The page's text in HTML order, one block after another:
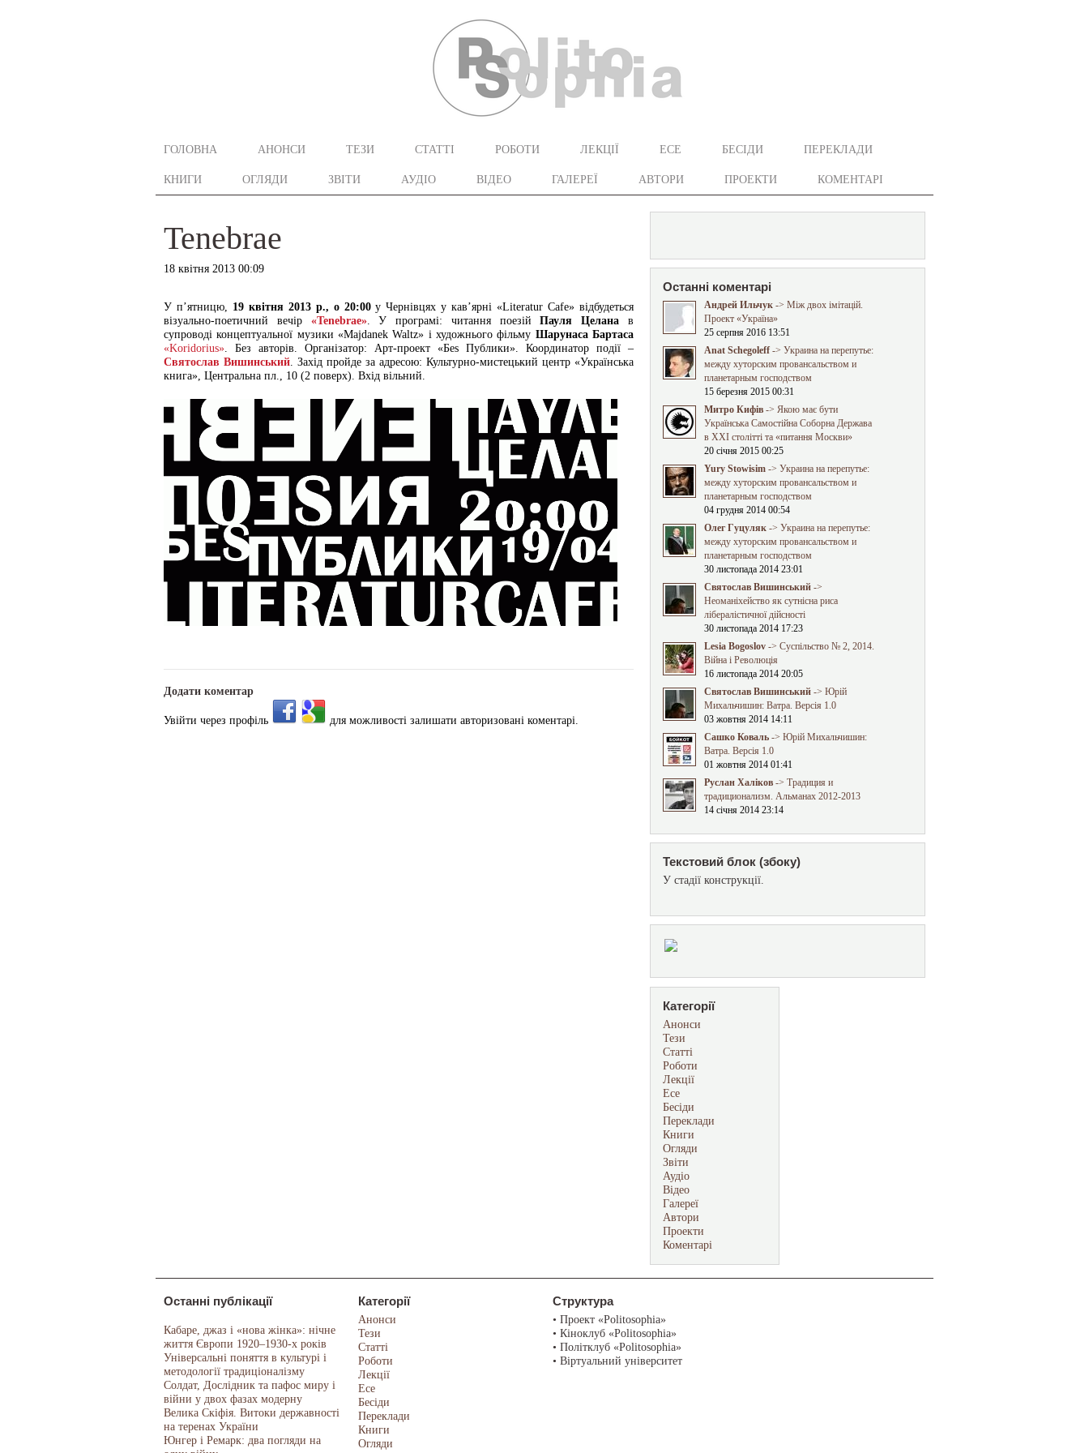
ГОЛОВНА АНОНСИ ТЕЗИ СТАТТІ РОБОТИ ЛЕКЦІЇ ЕСЕ БЕСІДИ ПЕРЕКЛАДИ
КНИГИ ОГЛЯДИ ЗВІТИ АУДІО ВІДЕО ГАЛЕРЕЇ АВТОРИ ПРОЕКТИ КОМЕНТАРІ
Tenebrae
18 квітня 2013 00:09
У п’ятницю, 19 квітня 2013 р., о 20:00у Чернівцях у кав’ярні «Literatur Cafe» відбудеться
візуально-поетичний вечір «Tenebrae». У програмі: читання поезійПауля Целана в
супроводі концептуальної музики «Majdanek Waltz» і художнього фільму Шарунаса Бартаса
«Koridorius». Без авторів. Організатор: Арт-проект «Беs Публики». Координатор події –
Святослав Вишинський. Захід пройде за адресою: Культурно-мистецький центр «Українська
книга», Центральна пл., 10 (2 поверх). Вхід вільний.
Додати коментар
Увійти через профіль для можливості залишати авторизовані коментарі.
Останні коментарі
Андрей Ильчук -> Між двох імітацій.
Проект «Україна»
25 серпня 2016 13:51
Anat Schegoleff -> Украина на перепутье:
между хуторским провансальством и
планетарным господством
15 березня 2015 00:31
Митро Кифів -> Якою має бути
Українська Самостійна Соборна Держава
в XXI столітті та «питання Москви»
20 січня 2015 00:25
Yury Stowisim -> Украина на перепутье:
между хуторским провансальством и
планетарным господством
04 грудня 2014 00:54
Олег Гуцуляк -> Украина на перепутье:
между хуторским провансальством и
планетарным господством
30 листопада 2014 23:01
Святослав Вишинський ->
Неоманіхейство як сутнісна риса
лібералістичної дійсності
30 листопада 2014 17:23
Lesia Bogoslov -> Суспільство № 2, 2014.
Війна і Революція
16 листопада 2014 20:05
Святослав Вишинський -> Юрій
Михальчишин: Ватра. Версія 1.0
03 жовтня 2014 14:11
Сашко Коваль -> Юрій Михальчишин:
Ватра. Версія 1.0
01 жовтня 2014 01:41
Руслан Халіков -> Традиция и
традиционализм. Альманах 2012-2013
14 січня 2014 23:14
Текстовий блок (збоку)
У стадії конструкції.
Категорії
Анонси
Тези
Статті
Роботи
Лекції
Есе
Бесіди
Переклади
Книги
Огляди
Звіти
Аудіо
Відео
Галереї
Автори
Проекти
Коментарі
Останні публікації
Кабаре, джаз і «нова жінка»: нічне
життя Європи 1920–1930-х років
Універсальні поняття в культурі і
методології традиціоналізму
Солдат, Дослідник та пафос миру і
війни у двох фазах модерну
Велика Скіфія. Витоки державності
на теренах України
Юнгер і Ремарк: два погляди на
Категорії
Анонси
Тези
Статті
Роботи
Лекції
Есе
Бесіди
Переклади
Книги
Огляди
Структура
• Проект «Politosophia»
• Кіноклуб «Politosophia»
• Політклуб «Politosophia»
• Віртуальний університет